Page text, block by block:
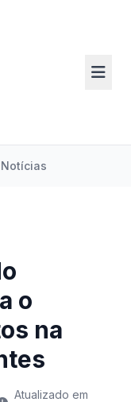
Notícias
o
na
Atualizado em